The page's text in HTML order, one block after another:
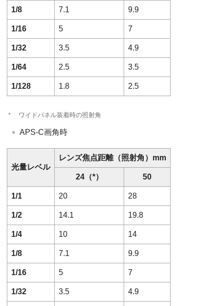
1/8 7.1 9.9
1/16 5 7
1/32 3.5 4.9
1/64 2.5 3.5
1/128 1.8 2.5
＊ ワイドパネル装着時の照射角
APS-C画角時
光量レベル
レンズ焦点距離（照射角）mm
24（*） 50
1/1 20 28
1/2 14.1 19.8
1/4 10 14
1/8 7.1 9.9
1/16 5 7
1/32 3.5 4.9